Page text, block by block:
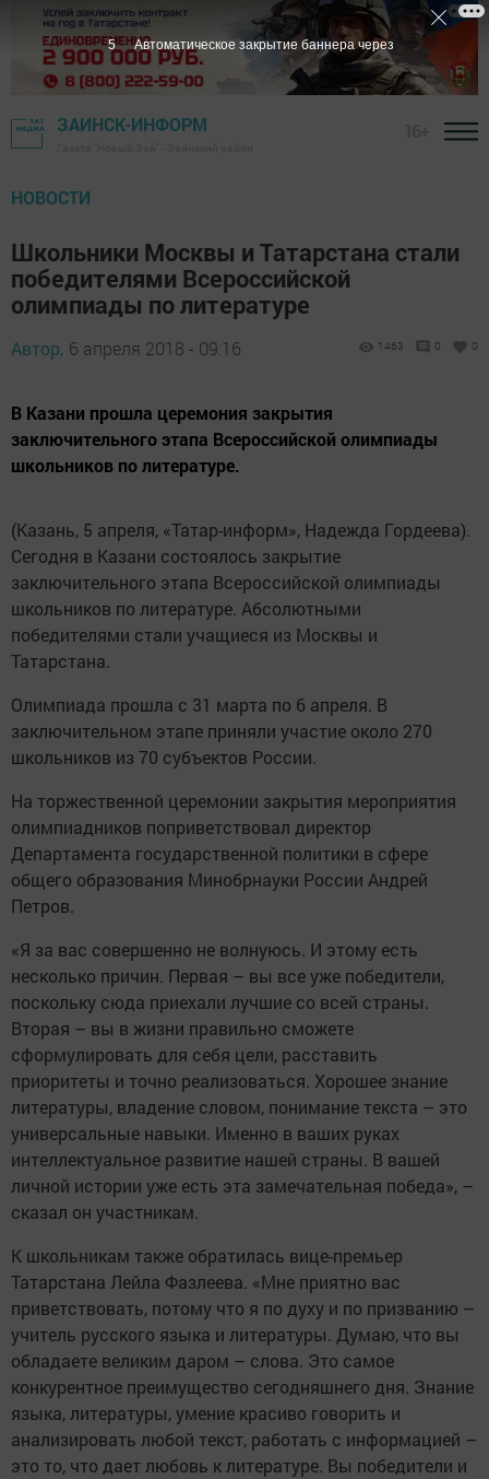
ЗАИНСК-ИНФОРМ
НОВОСТИ
Школьники Москвы и Татарстана стали
победителями Всероссийской
олимпиады по литературе
Автор, 6 апреля 2018 - 09:16 1463 0 0
В Казани прошла церемония закрытия
заключительного этапа Всероссийской олимпиады
школьников по литературе.
(Казань, 5 апреля, «Татар-информ», Надежда Гордеева).
Сегодня в Казани состоялось закрытие
заключительного этапа Всероссийской олимпиады
школьников по литературе. Абсолютными
победителями стали учащиеся из Москвы и
Татарстана.
Олимпиада прошла c 31 марта по 6 апреля. В
заключительном этапе приняли участие около 270
школьников из 70 субъектов России.
На торжественной церемонии закрытия мероприятия
олимпиадников поприветствовал директор
Департамента государственной политики в сфере
общего образования Минобрнауки России Андрей
Петров.
«Я за вас совершенно не волнуюсь. И этому есть
несколько причин. Первая – вы все уже победители,
поскольку сюда приехали лучшие со всей страны.
Вторая – вы в жизни правильно сможете
сформулировать для себя цели, расставить
приоритеты и точно реализоваться. Хорошее знание
литературы, владение словом, понимание текста – это
универсальные навыки. Именно в ваших руках
интеллектуальное развитие нашей страны. В вашей
личной истории уже есть эта замечательная победа», –
сказал он участникам.
К школьникам также обратилась вице-премьер
Татарстана Лейла Фазлеева. «Мне приятно вас
приветствовать, потому что я по духу и по призванию –
учитель русского языка и литературы. Думаю, что вы
обладаете великим даром – слова. Это самое
конкурентное преимущество сегодняшнего дня. Знание
языка, литературы, умение красиво говорить и
анализировать любой текст, работать с информацией –
это то, что дает любовь к литературе. Вы победители и
5 Автоматическое закрытие баннера через